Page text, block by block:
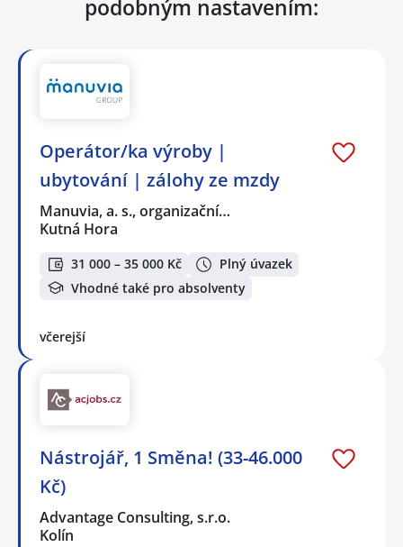
podobným nastavením:
Operátor/ka výroby |
ubytování | zálohy ze mzdy
Manuvia, a. s., organizační…
Kutná Hora
31 000 – 35 000 Kč
Plný úvazek
Vhodné také pro absolventy
včerejší
Nástrojář, 1 Směna! (33-46.000
Kč)
Advantage Consulting, s.r.o.
Kolín